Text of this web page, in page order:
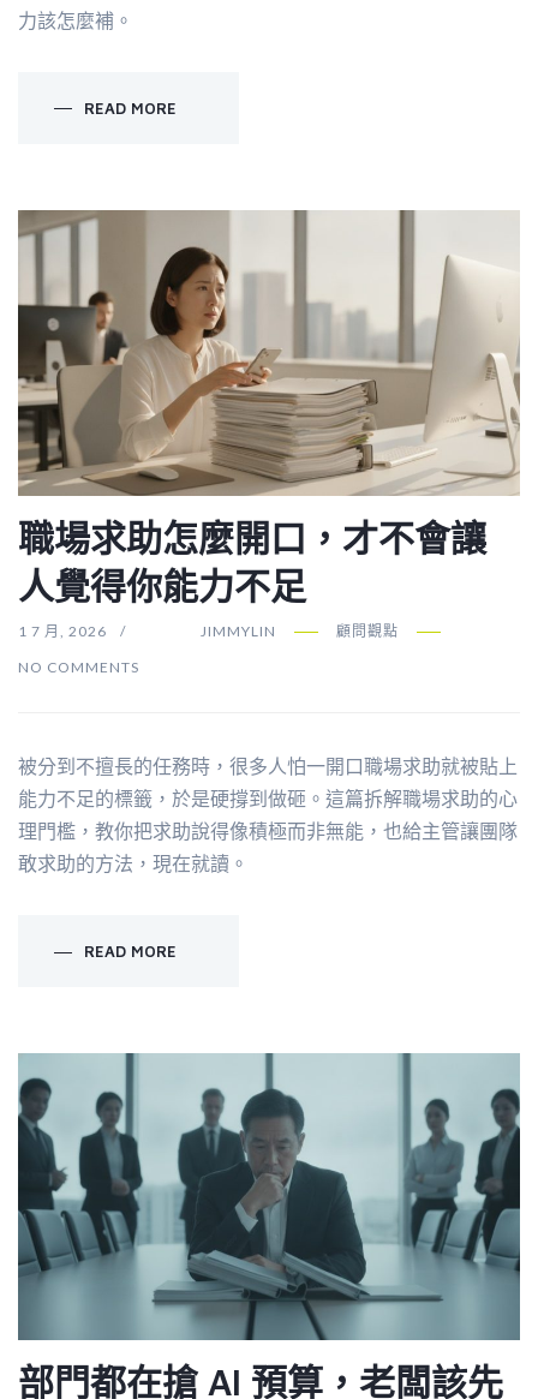
力該怎麼補。
READ MORE
職場求助怎麼開口，才不會讓
人覺得你能力不足
1 7 月, 2026 JIMMYLIN
顧問觀點
NO COMMENTS
被分到不擅長的任務時，很多人怕一開口職場求助就被貼上
能力不足的標籤，於是硬撐到做砸。這篇拆解職場求助的心
理門檻，教你把求助說得像積極而非無能，也給主管讓團隊
敢求助的方法，現在就讀。
READ MORE
部門都在搶 AI 預算，老闆該先